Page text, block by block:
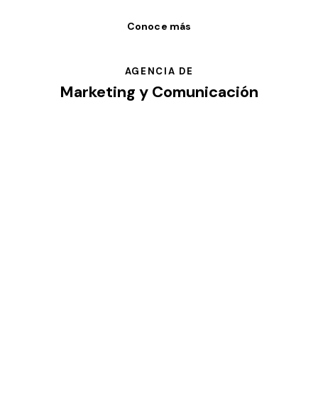
Conoce más
AGENCIA DE
Marketing y Comunicación